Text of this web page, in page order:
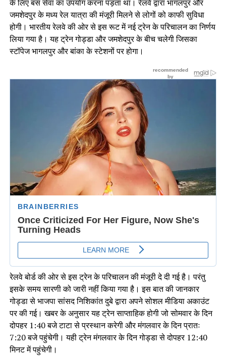
के लिए बस सेवा का उपयोग करना पड़ता था। रेलवे द्वारा भागलपुर और
जमशेदपुर के मध्य रेल यात्रा की मंजूरी मिलने से लोगों को काफी सुविधा
होगी। भारतीय रेलवे की ओर से इस रूट में नई ट्रेन के परिचालन का निर्णय
लिया गया है। यह ट्रेन गोड्डा और जमशेदपुर के बीच चलेगी जिसका
स्टॉपेज भागलपुर और बांका के स्टेशनों पर होगा।
रेलवे बोर्ड की ओर से इस ट्रेन के परिचालन की मंजूरी दे दी गई है। परंतु
इसके समय सारणी को जारी नहीं किया गया है। इस बात की जानकार
गोड्डा से भाजपा सांसद निशिकांत दुबे द्वारा अपने सोशल मीडिया अकाउंट
पर की गई। खबर के अनुसार यह ट्रेन साप्ताहिक होगी जो सोमवार के दिन
दोपहर 1:40 बजे टाटा से प्रस्थान करेगी और मंगलवार के दिन प्रातः
7:20 बजे पहुंचेगी। यही ट्रेन मंगलवार के दिन गोड्डा से दोपहर 12:40
मिनट में पहुंचेगी।